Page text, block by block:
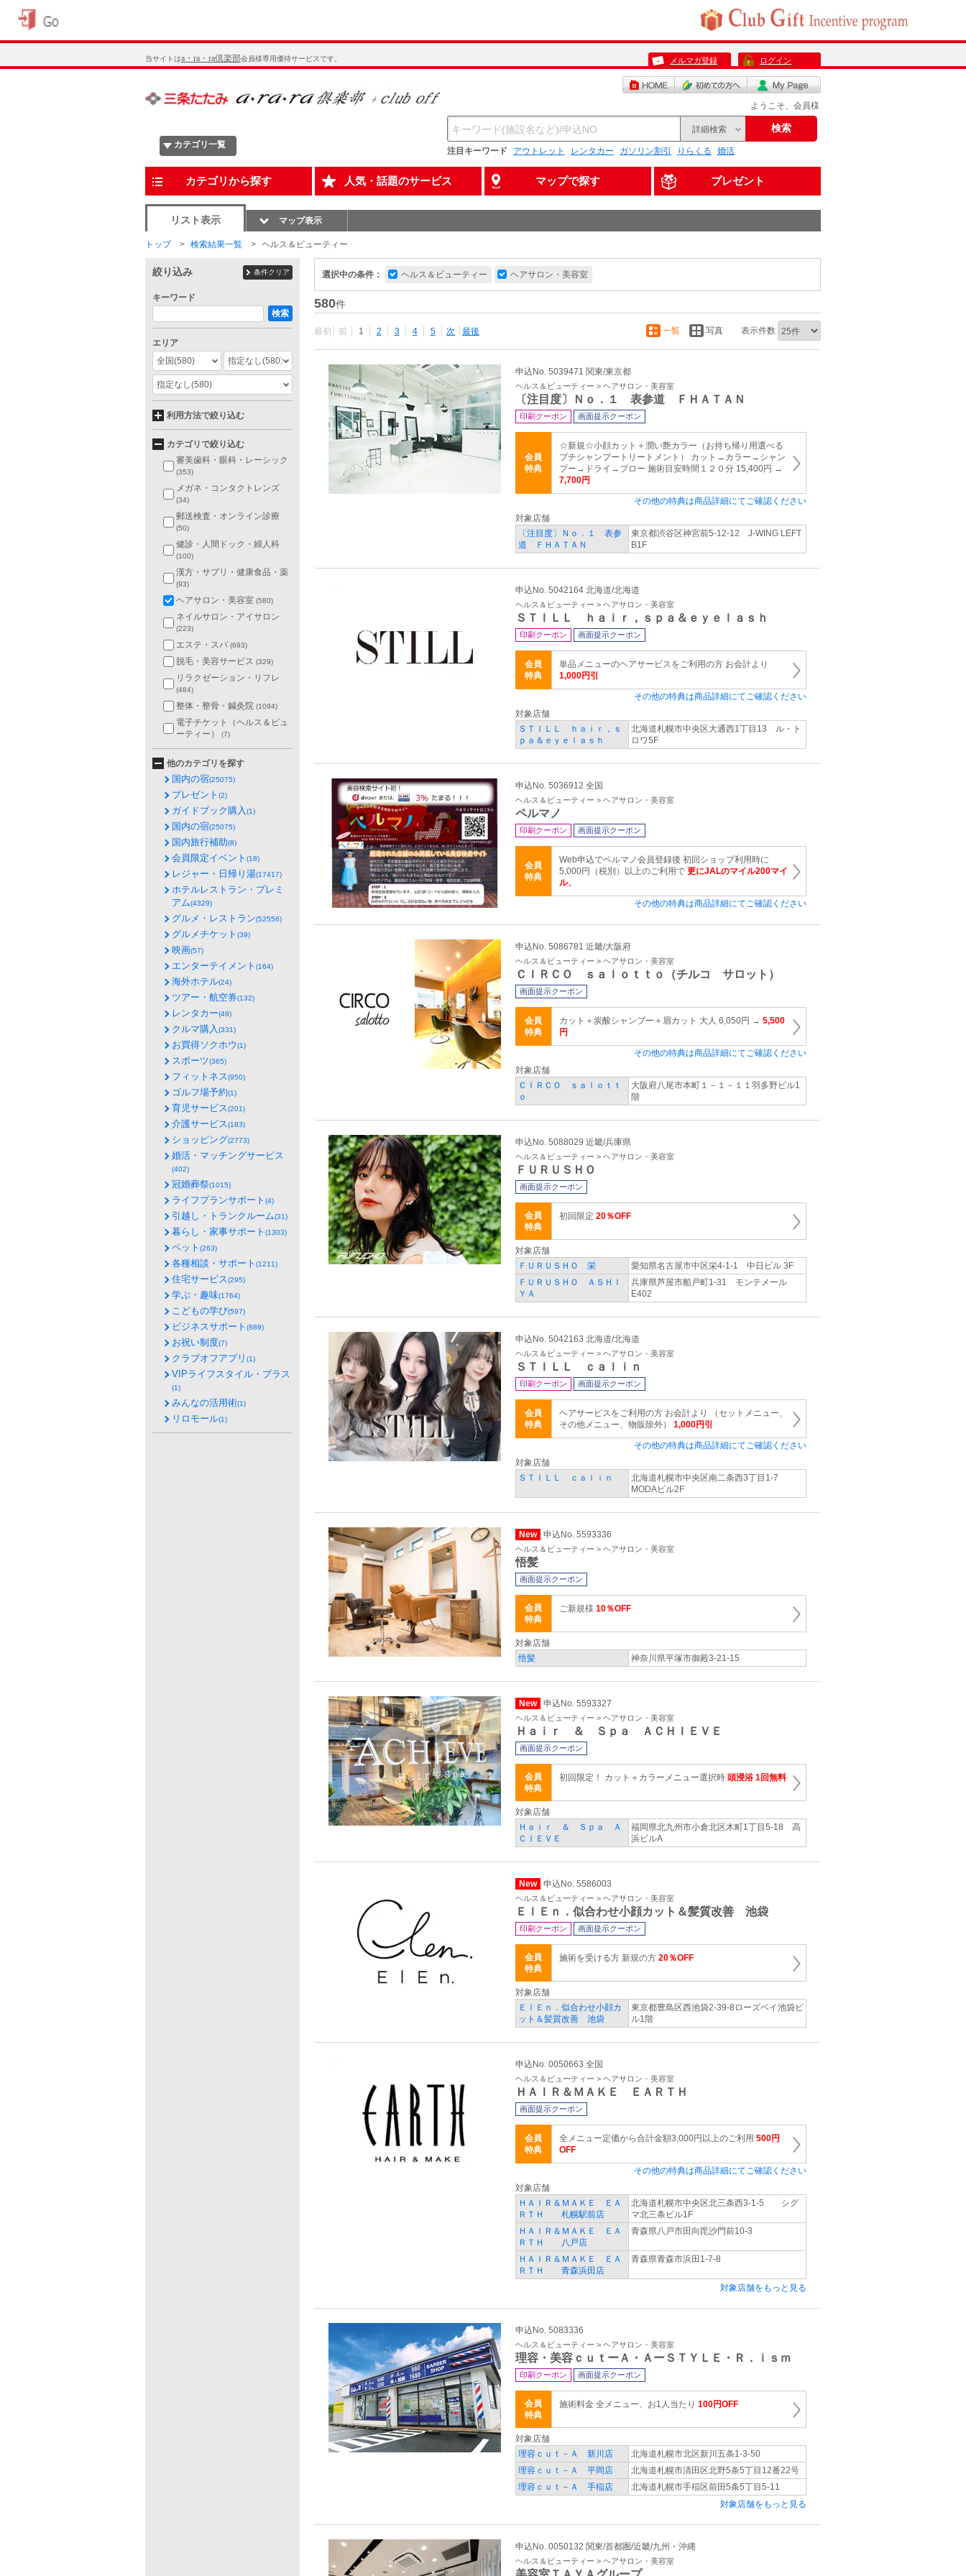
当サイトはa・ra・ra倶楽部会員様専用優待サービスです。 メルマガ登録 ログイン
ようこそ、会員様
カテゴリ一覧
詳細検索 検索
注目キーワード アウトレット レンタカー ガソリン割引 りらくる 婚活
カテゴリから探す 人気・話題のサービス マップで探す プレゼント
リスト表示 マップ表示
トップ 検索結果一覧 ヘルス＆ビューティー
選択中の条件： ヘルス＆ビューティー ヘアサロン・美容室
580件
最初 前 1 2 3 4 5 次 最後 一覧 写真 表示件数
申込No. 5039471 関東/東京都
ヘルス＆ビューティー > ヘアサロン・美容室
〔注目度〕Ｎｏ．１ 表参道 ＦＨＡＴＡＮ
印刷クーポン 画面提示クーポン
会員
特典
☆新規☆小顔カット＋潤い艶カラー（お持ち帰り用選べる
プチシャンプートリートメント） カット→カラー→シャン
プー→ドライ→ブロー 施術目安時間１２０分 15,400円 →
7,700円
その他の特典は商品詳細にてご確認ください
対象店舗
〔注目度〕Ｎｏ．１ 表参
道 ＦＨＡＴＡＮ
東京都渋谷区神宮前5-12-12 J-WING LEFT
B1F
申込No. 5042164 北海道/北海道
ヘルス＆ビューティー > ヘアサロン・美容室
ＳＴＩＬＬ ｈａｉｒ，ｓｐａ＆ｅｙｅｌａｓｈ
印刷クーポン 画面提示クーポン
会員
特典
単品メニューのヘアサービスをご利用の方 お会計より
1,000円引
その他の特典は商品詳細にてご確認ください
対象店舗
ＳＴＩＬＬ ｈａｉｒ，ｓ
ｐａ＆ｅｙｅｌａｓｈ
北海道札幌市中央区大通西1丁目13 ル・ト
ロワ5F
申込No. 5036912 全国
ヘルス＆ビューティー > ヘアサロン・美容室
ペルマノ
印刷クーポン 画面提示クーポン
会員
特典
Web申込でペルマノ会員登録後 初回ショップ利用時に
5,000円（税別）以上のご利用で 更にJALのマイル200マイ
ル、
その他の特典は商品詳細にてご確認ください
申込No. 5086781 近畿/大阪府
ヘルス＆ビューティー > ヘアサロン・美容室
ＣＩＲＣＯ ｓａｌｏｔｔｏ（チルコ サロット）
画面提示クーポン
会員
特典
カット＋炭酸シャンプー＋眉カット 大人 6,050円 → 5,500
円
その他の特典は商品詳細にてご確認ください
対象店舗
ＣＩＲＣＯ ｓａｌｏｔｔ
ｏ
大阪府八尾市本町１－１－１１羽多野ビル1
階
申込No. 5088029 近畿/兵庫県
ヘルス＆ビューティー > ヘアサロン・美容室
ＦＵＲＵＳＨＯ
画面提示クーポン
会員
特典
初回限定 20％OFF
対象店舗
ＦＵＲＵＳＨＯ 栄
愛知県名古屋市中区栄4-1-1 中日ビル 3F
ＦＵＲＵＳＨＯ ＡＳＨＩ
ＹＡ
兵庫県芦屋市船戸町1-31 モンテメール
E402
申込No. 5042163 北海道/北海道
ヘルス＆ビューティー > ヘアサロン・美容室
ＳＴＩＬＬ ｃａｌｉｎ
印刷クーポン 画面提示クーポン
会員
特典
ヘアサービスをご利用の方 お会計より （セットメニュー、
その他メニュー、物販除外） 1,000円引
その他の特典は商品詳細にてご確認ください
対象店舗
ＳＴＩＬＬ ｃａｌｉｎ
北海道札幌市中央区南二条西3丁目1-7
MODAビル2F
New 申込No. 5593336
ヘルス＆ビューティー > ヘアサロン・美容室
悟髪
画面提示クーポン
会員
特典
ご新規様 10％OFF
対象店舗
悟髪
神奈川県平塚市御殿3-21-15
New 申込No. 5593327
ヘルス＆ビューティー > ヘアサロン・美容室
Ｈａｉｒ ＆ Ｓｐａ ＡＣＨＩＥＶＥ
画面提示クーポン
会員
特典
初回限定！ カット＋カラーメニュー選択時 頭浸浴 1回無料
対象店舗
Ｈａｉｒ ＆ Ｓｐａ Ａ
ＣＩＥＶＥ
福岡県北九州市小倉北区木町1丁目5-18 高
浜ビルA
New 申込No. 5586003
ヘルス＆ビューティー > ヘアサロン・美容室
ＥｌＥｎ．似合わせ小顔カット＆髪質改善 池袋
印刷クーポン 画面提示クーポン
会員
特典
施術を受ける方 新規の方 20％OFF
対象店舗
ＥｌＥｎ．似合わせ小顔カ
ット＆髪質改善 池袋
東京都豊島区西池袋2-39-8ローズベイ池袋ビ
ル1階
申込No. 0050663 全国
ヘルス＆ビューティー > ヘアサロン・美容室
ＨＡＩＲ＆ＭＡＫＥ ＥＡＲＴＨ
画面提示クーポン
会員
特典
全メニュー定価から合計金額3,000円以上のご利用 500円
OFF
その他の特典は商品詳細にてご確認ください
対象店舗
ＨＡＩＲ＆ＭＡＫＥ ＥＡ
ＲＴＨ 札幌駅前店
北海道札幌市中央区北三条西3-1-5 シグ
マ北三条ビル1F
ＨＡＩＲ＆ＭＡＫＥ ＥＡ
ＲＴＨ 八戸店
青森県八戸市田向毘沙門前10-3
ＨＡＩＲ＆ＭＡＫＥ ＥＡ
ＲＴＨ 青森浜田店
青森県青森市浜田1-7-8
対象店舗をもっと見る
申込No. 5083336
ヘルス＆ビューティー > ヘアサロン・美容室
理容・美容ｃｕｔーＡ・ＡーＳＴＹＬＥ・Ｒ．ｉｓｍ
印刷クーポン 画面提示クーポン
会員
特典
施術料金 全メニュー、お1人当たり 100円OFF
対象店舗
理容ｃｕｔ－Ａ 新川店
北海道札幌市北区新川五条1-3-50
理容ｃｕｔ－Ａ 平岡店
北海道札幌市清田区北野5条5丁目12番22号
理容ｃｕｔ－Ａ 手稲店
北海道札幌市手稲区前田5条5丁目5-11
対象店舗をもっと見る
申込No. 0050132 関東/首都圏/近畿/九州・沖縄
ヘルス＆ビューティー > ヘアサロン・美容室
絞り込み 条件クリア
キーワード
検索
エリア
全国(580) 指定なし(580)
指定なし(580)
利用方法で絞り込む
カテゴリで絞り込む
審美歯科・眼科・レーシック
(353)
メガネ・コンタクトレンズ
(34)
郵送検査・オンライン診療
(50)
健診・人間ドック・婦人科
(100)
漢方・サプリ・健康食品・薬
(93)
ヘアサロン・美容室 (580)
ネイルサロン・アイサロン
(223)
エステ・スパ (693)
脱毛・美容サービス (329)
リラクゼーション・リフレ
(484)
整体・整骨・鍼灸院 (1094)
電子チケット（ヘルス＆ビュ
ーティー）
(7)
他のカテゴリを探す
国内の宿(25075)
プレゼント (2)
ガイドブック購入(1)
国内の宿(25075)
国内旅行補助(8)
会員限定イベント (18)
レジャー・日帰り湯(17417)
ホテルレストラン・プレミ
アム(4329)
グルメ・レストラン(52556)
グルメチケット (39)
映画(57)
エンターテイメント (164)
海外ホテル(24)
ツアー・航空券(132)
レンタカー(49)
クルマ購入(331)
お買得ソクホウ(1)
スポーツ(365)
フィットネス(950)
ゴルフ場予約(1)
育児サービス(201)
介護サービス(183)
ショッピング(2773)
婚活・マッチングサービス
(402)
冠婚葬祭(1015)
ライフプランサポート (4)
引越し・トランクルーム(31)
暮らし・家事サポート (1303)
ペット (263)
各種相談・サポート (1211)
住宅サービス(295)
学ぶ・趣味(1764)
こどもの学び(597)
ビジネスサポート (889)
お祝い制度(7)
クラブオフアプリ (1)
VIPライフスタイル・プラス
(1)
みんなの活用術(1)
リロモール(1)